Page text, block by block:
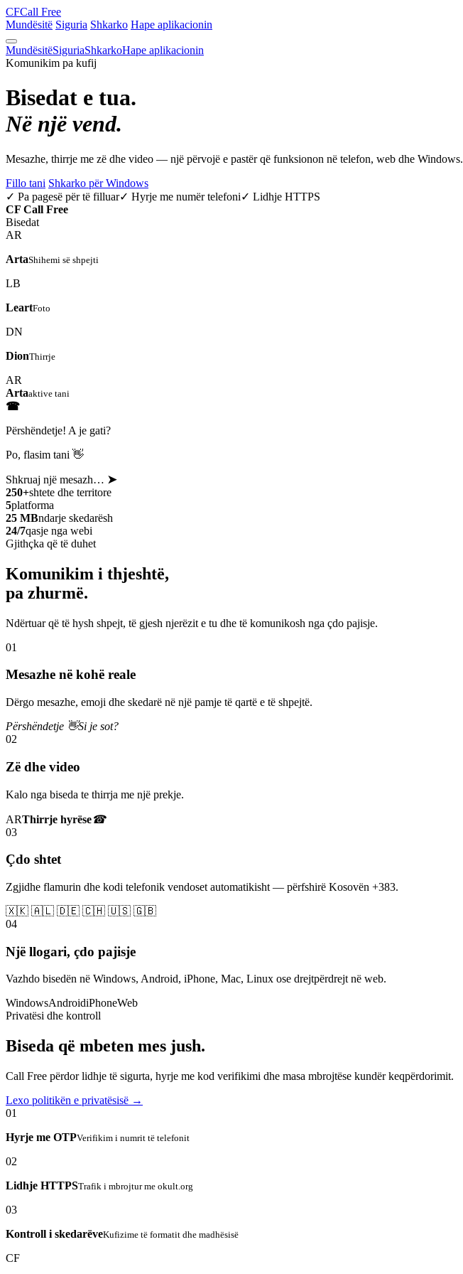
CFCall Free
Mundësitë Siguria Shkarko Hape aplikacionin
MundësitëSiguriaShkarkoHape aplikacionin
Komunikim pa kufij
Bisedat e tua.
Në një vend.
Mesazhe, thirrje me zë dhe video — një përvojë e pastër që funksionon në telefon, web dhe Windows.
Fillo tani Shkarko për Windows
✓ Pa pagesë për të filluar✓ Hyrje me numër telefoni✓ Lidhje HTTPS
CF Call Free
Bisedat
AR
ArtaShihemi së shpejti
LB
LeartFoto
DN
DionThirrje
AR
Artaaktive tani
☎
Përshëndetje! A je gati?
Po, flasim tani 👋
Shkruaj një mesazh… ➤
250+shtete dhe territore
5platforma
25 MBndarje skedarësh
24/7qasje nga webi
Gjithçka që të duhet
Komunikim i thjeshtë,
pa zhurmë.
Ndërtuar që të hysh shpejt, të gjesh njerëzit e tu dhe të komunikosh nga çdo pajisje.
01
Mesazhe në kohë reale
Dërgo mesazhe, emoji dhe skedarë në një pamje të qartë e të shpejtë.
Përshëndetje 👋Si je sot?
02
Zë dhe video
Kalo nga biseda te thirrja me një prekje.
ARThirrje hyrëse☎
03
Çdo shtet
Zgjidhe flamurin dhe kodi telefonik vendoset automatikisht — përfshirë Kosovën +383.
🇽🇰 🇦🇱 🇩🇪 🇨🇭 🇺🇸 🇬🇧
04
Një llogari, çdo pajisje
Vazhdo bisedën në Windows, Android, iPhone, Mac, Linux ose drejtpërdrejt në web.
WindowsAndroidiPhoneWeb
Privatësi dhe kontroll
Biseda që mbeten mes jush.
Call Free përdor lidhje të sigurta, hyrje me kod verifikimi dhe masa mbrojtëse kundër keqpërdorimit.
Lexo politikën e privatësisë →
01
Hyrje me OTPVerifikim i numrit të telefonit
02
Lidhje HTTPSTrafik i mbrojtur me okult.org
03
Kontroll i skedarëveKufizime të formatit dhe madhësisë
CF